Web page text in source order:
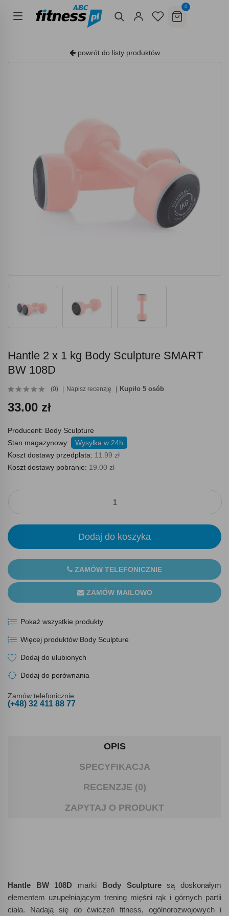
0
powrót do listy produktów
Hantle 2 x 1 kg Body Sculpture SMART
BW 108D
(0) Napisz recenzję Kupiło 5 osób
33.00 zł
Producent: Body Sculpture
Stan magazynowy:
Wysyłka w 24h
Koszt dostawy przedpłata: 11.99 zł
Koszt dostawy pobranie: 19.00 zł
Dodaj do koszyka
ZAMÓW TELEFONICZNIE
ZAMÓW MAILOWO
Pokaż wszystkie produkty
Więcej produktów Body Sculpture
Dodaj do ulubionych
Dodaj do porównania
Zamów telefonicznie
(+48) 32 411 88 77
OPIS
SPECYFIKACJA
RECENZJE (0)
ZAPYTAJ O PRODUKT
Hantle BW 108D marki Body Sculpturesą doskonałym
elementem uzupełniającym trening mięśni rąk i górnych partii
ciała. Nadają się do ćwiczeń fitness, ogólnorozwojowych i